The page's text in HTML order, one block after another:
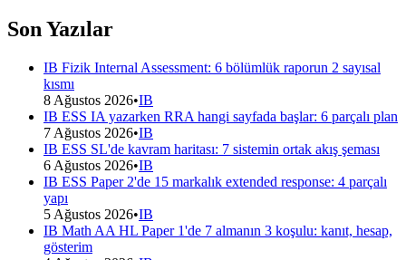
Son Yazılar
IB Fizik Internal Assessment: 6 bölümlük raporun 2 sayısal
kısmı
8 Ağustos 2026•IB
IB ESS IA yazarken RRA hangi sayfada başlar: 6 parçalı plan
7 Ağustos 2026•IB
IB ESS SL'de kavram haritası: 7 sistemin ortak akış şeması
6 Ağustos 2026•IB
IB ESS Paper 2'de 15 markalık extended response: 4 parçalı
yapı
5 Ağustos 2026•IB
IB Math AA HL Paper 1'de 7 almanın 3 koşulu: kanıt, hesap,
gösterim